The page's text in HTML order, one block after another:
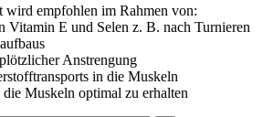
empfohlen im Rahmen von:
Vitamin E und Selen z. B. nach Turnieren
Anstrengung
in die Muskeln
die Muskeln optimal zu erhalten